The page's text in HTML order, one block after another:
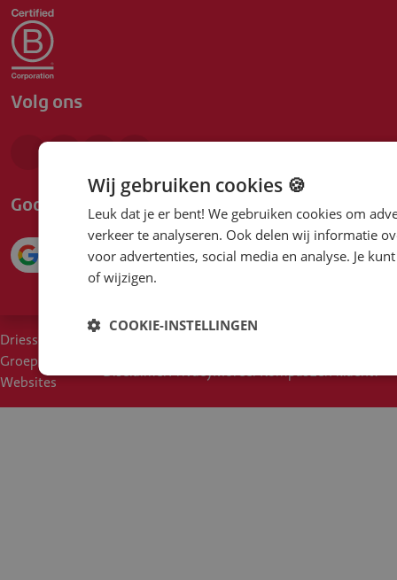
Volg ons
Google beoordeling
Driessen
Groep
Websites
DisclaimerPrivacyMoreel KompasEen klacht?
Wij gebruiken cookies 🍪
Leuk dat je er bent! We gebruiken cookies om
verkeer te analyseren. Ook delen wij informatie
voor advertenties, social media en analyse. Je
of wijzigen.
COOKIE-INSTELLINGEN